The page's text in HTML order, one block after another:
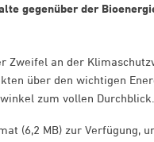
gegenüber der
Zweifel an der
über den wichtigen
zum vollen Durchblick.
(6,2 MB) zur Verfügung,